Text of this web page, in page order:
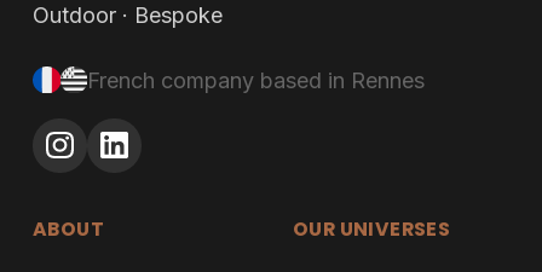
Outdoor · Bespoke
French company based in Rennes
ABOUT OUR UNIVERSES